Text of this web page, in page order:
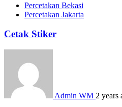
Percetakan Bekasi
Percetakan Jakarta
Cetak Stiker
Admin WM 2 years